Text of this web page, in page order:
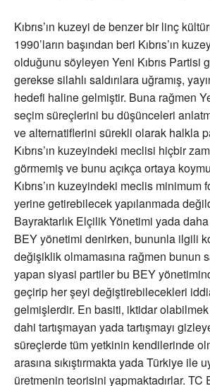
Kıbrıs’ın kuzeyi de benzer bir linç
1990’ların başından beri Kıbrıs’ın
olduğunu söyleyen Yeni Kıbrıs Partisi
gerekse silahlı saldırılara uğramış,
hedefi haline gelmiştir. Buna rağmen
seçim süreçlerini bu düşünceleri
ve alternatiflerini sürekli olarak halkla
Kıbrıs’ın kuzeyindeki meclisi hiçbir
görmemiş ve bunu açıkça ortaya
Kıbrıs’ın kuzeyindeki meclis minimum
yerine getirebilecek yapılanmada
Bayraktarlık Elçilik Yönetimi yada
BEY yönetimi denirken, bununla ilgili
değişiklik olmamasına rağmen bunun
yapan siyasi partiler bu BEY
geçirip her şeyi değiştirebilecekleri
gelmişlerdir. En basiti, iktidar
dahi tartışmayan yada tartışmayı
süreçlerde tüm yetkinin kendilerinde
arasına sıkıştırmakta yada Türkiye ile
üretmenin teorisini yapmaktadırlar.